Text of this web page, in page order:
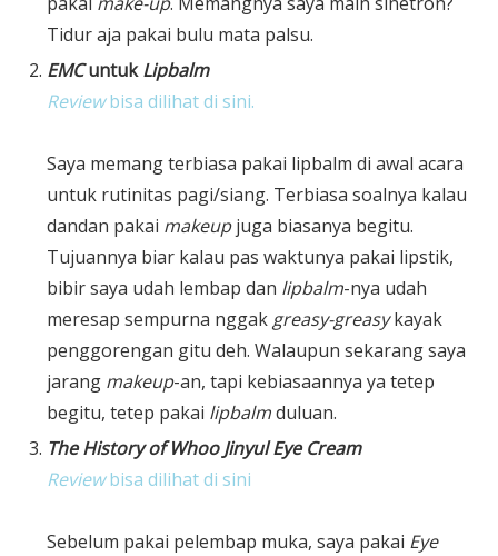
Tidur aja pakai bulu mata palsu.
EMCuntukLipbalm
Reviewbisa dilihat di sini.
Saya memang terbiasa pakai lipbalm di awal acara
untuk rutinitas pagi/siang. Terbiasa soalnya kalau
dandan pakai makeupjuga biasanya begitu.
Tujuannya biar kalau pas waktunya pakai lipstik,
bibir saya udah lembap dan lipbalm-nya udah
meresap sempurna nggak greasy-greasykayak
penggorengan gitu deh. Walaupun sekarang saya
jarang makeup-an, tapi kebiasaannya ya tetep
begitu, tetep pakai lipbalmduluan.
The History of Whoo Jinyul Eye Cream
Reviewbisa dilihat di sini
Sebelum pakai pelembap muka, saya pakai Eye